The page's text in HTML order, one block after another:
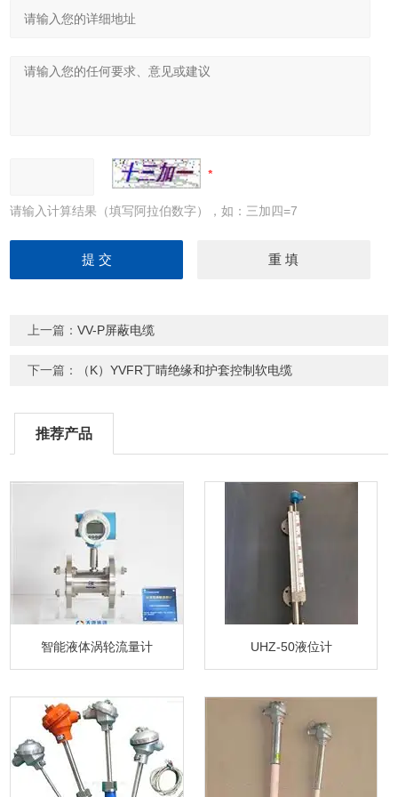
请输入计算结果（填写阿拉伯数字），如：三加四=7
上一篇：VV-P屏蔽电缆
下一篇： （K）YVFR丁晴绝缘和护套控制软电缆
推荐产品
智能液体涡轮流量计 UHZ-50液位计